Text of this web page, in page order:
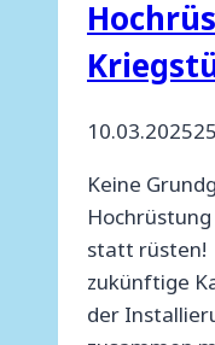
10.03.2025
Keine
statt rüsten!
zukünftige
der